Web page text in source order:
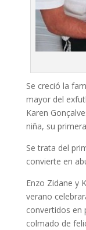
Se creció la
mayor del
Karen
niña, su
Se trata del
convierte en
Enzo Zidane y
verano
convertidos en
colmado de